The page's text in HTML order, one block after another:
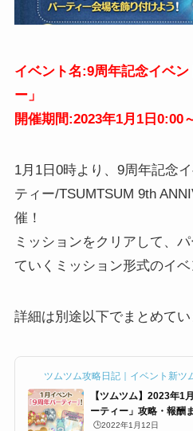
イベント名:9周年記念イベ
ー」
開催期間:2023年1月1日0:00
1月1日0時より、9周年記念
ティー/TSUMTSUM 9th
催！
ミッションをクリアして、
ていくミッション形式のイベ
詳細は別途以下でまとめてい
ツムツム攻略日記｜イベント新ツ
【ツムツム】2023年1
ーティー」攻略・報酬
🕒️2022年1月12日